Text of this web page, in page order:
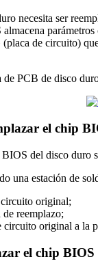
necesita ser
de circuito)
PCB de disco
el chip
del disco duro
una estación de
original;
reemplazo;
original a la
el chip